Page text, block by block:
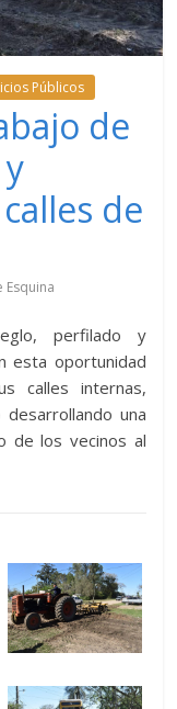
Públicos
de
de
Esquina
perfilado y
esta oportunidad
calles internas,
una
de los vecinos al